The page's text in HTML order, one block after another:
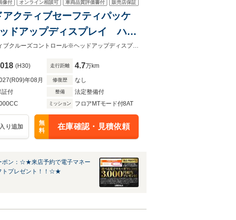
像付 オンライン相談可 車両品質評価書付 販売店保証
クティブセーフティパッケ
ドアップディスプレイ ハイ
フロント/リアPD LEDヘッ◇ワンオーナー◇アドバンスドアクティブセーフティパッケージ※アクティブクルーズコントロール※ヘッドアップディスプレイ◇ハイラインパッケージ※ブラックレザーシート※運転席/助
(H30) 走行距離 4.7万km
年08月 修復歴 なし
証付 整備 法定整備付
ミッション フロアMTモード付8AT
り追加
無
料
在庫確認・見積依頼
ポン：☆★来店予約で電子マネー
トプレゼント！！☆★